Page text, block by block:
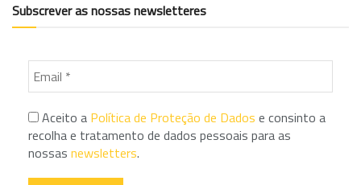
Subscrever as nossas newsletteres
Aceito a Política de Proteção de Dados e consinto a
recolha e tratamento de dados pessoais para as
nossas newsletters.